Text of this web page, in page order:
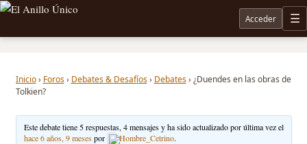
Noticias sobre Tolkien: El Señor de los Anillos, Los Anillos de Poder, La Caza de Gollum, la
Acceder
Inicio › Foros › Debates & Desafíos › Debates › ¿Duendes en las obras de
Tolkien?
Este debate tiene 5 respuestas, 4 mensajes y ha sido actualizado por última vez el
hace 6 años, 9 mesespor Hombre_Cetrino.